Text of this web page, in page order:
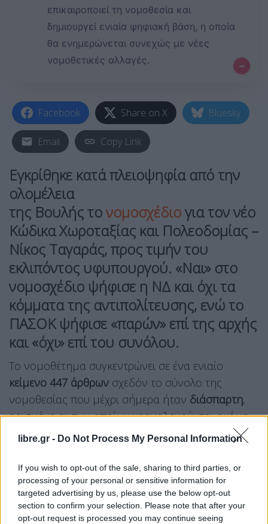
libre.gr - Do Not Process My Personal Information
If you wish to opt-out of the sale, sharing to third parties, or
processing of your personal or sensitive information for
targeted advertising by us, please use the below opt-out
section to confirm your selection. Please note that after your
opt-out request is processed you may continue seeing
επικαιροποιεί τη νομοθεσία και
δημιουργεί ενιαία ψηφιακή βάση, η οποία
θα ενημερώνεται συνεχώς με νέες
νομοθετικές αλλαγές.
–
Facebook Share on X Bluesky
Email Copy Link
Εγκρίθηκε κατά πλειοψηφία από την
ολομέλεια
της Βουλής τονομοσχέδιογια τοννέο
Κώδικα Χωροταξίας και Πολεοδομίας –
Νίκος Ταγαράς, προς τιμήν του
εκλιπόντος υφυπουργού. «Ναι» στο
νομοσχέδιο ψήφισε η ΝΔ και όχι τα
κόμματα της αντιπολίτευσης, ενώ το
ΠΑΣΟΚ ψήφισε «παρών» επί της αρχής
και «όχι» επί του συνόλου.
Το νομοθέτημα συγκεντρώνει σε ένα ενιαίο
κείμενο 447 άρθρων σχεδόν το σύνολο της
νομοθεσίας που μέχρι σήμερα ήταν διάσπαρτη,
ορισμένα εκ των οποίων χρονολογούνται ακόμη
και από το 1923.
«ΟΚώδικας ήταν έργο τιτάνιο. Θεωρούσαμε ότι θα
έπαιρνε ενάμιση χρόνο, χρειάστηκαν έξι χρόνια»,
είπε στην ομιλία του ο υπουργός Περιβάλλοντος
και ΕνέργειαςΣταύρος Παπασταύρου,εξαίροντας